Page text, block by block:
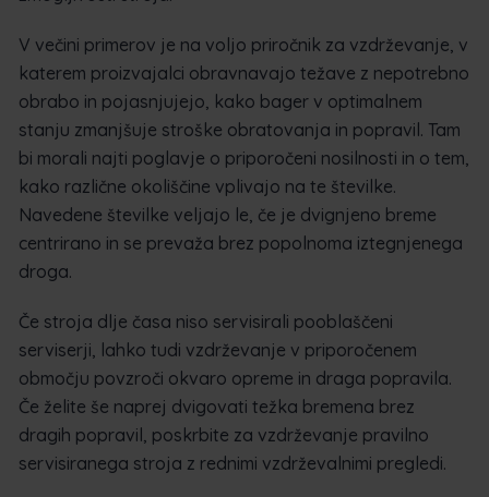
V večini primerov je na voljo priročnik za vzdrževanje, v
katerem proizvajalci obravnavajo težave z nepotrebno
obrabo in pojasnjujejo, kako bager v optimalnem
stanju zmanjšuje stroške obratovanja in popravil. Tam
bi morali najti poglavje o priporočeni nosilnosti in o tem,
kako različne okoliščine vplivajo na te številke.
Navedene številke veljajo le, če je dvignjeno breme
centrirano in se prevaža brez popolnoma iztegnjenega
droga.
Če stroja dlje časa niso servisirali pooblaščeni
serviserji, lahko tudi vzdrževanje v priporočenem
območju povzroči okvaro opreme in draga popravila.
Če želite še naprej dvigovati težka bremena brez
dragih popravil, poskrbite za vzdrževanje pravilno
servisiranega stroja z rednimi vzdrževalnimi pregledi.